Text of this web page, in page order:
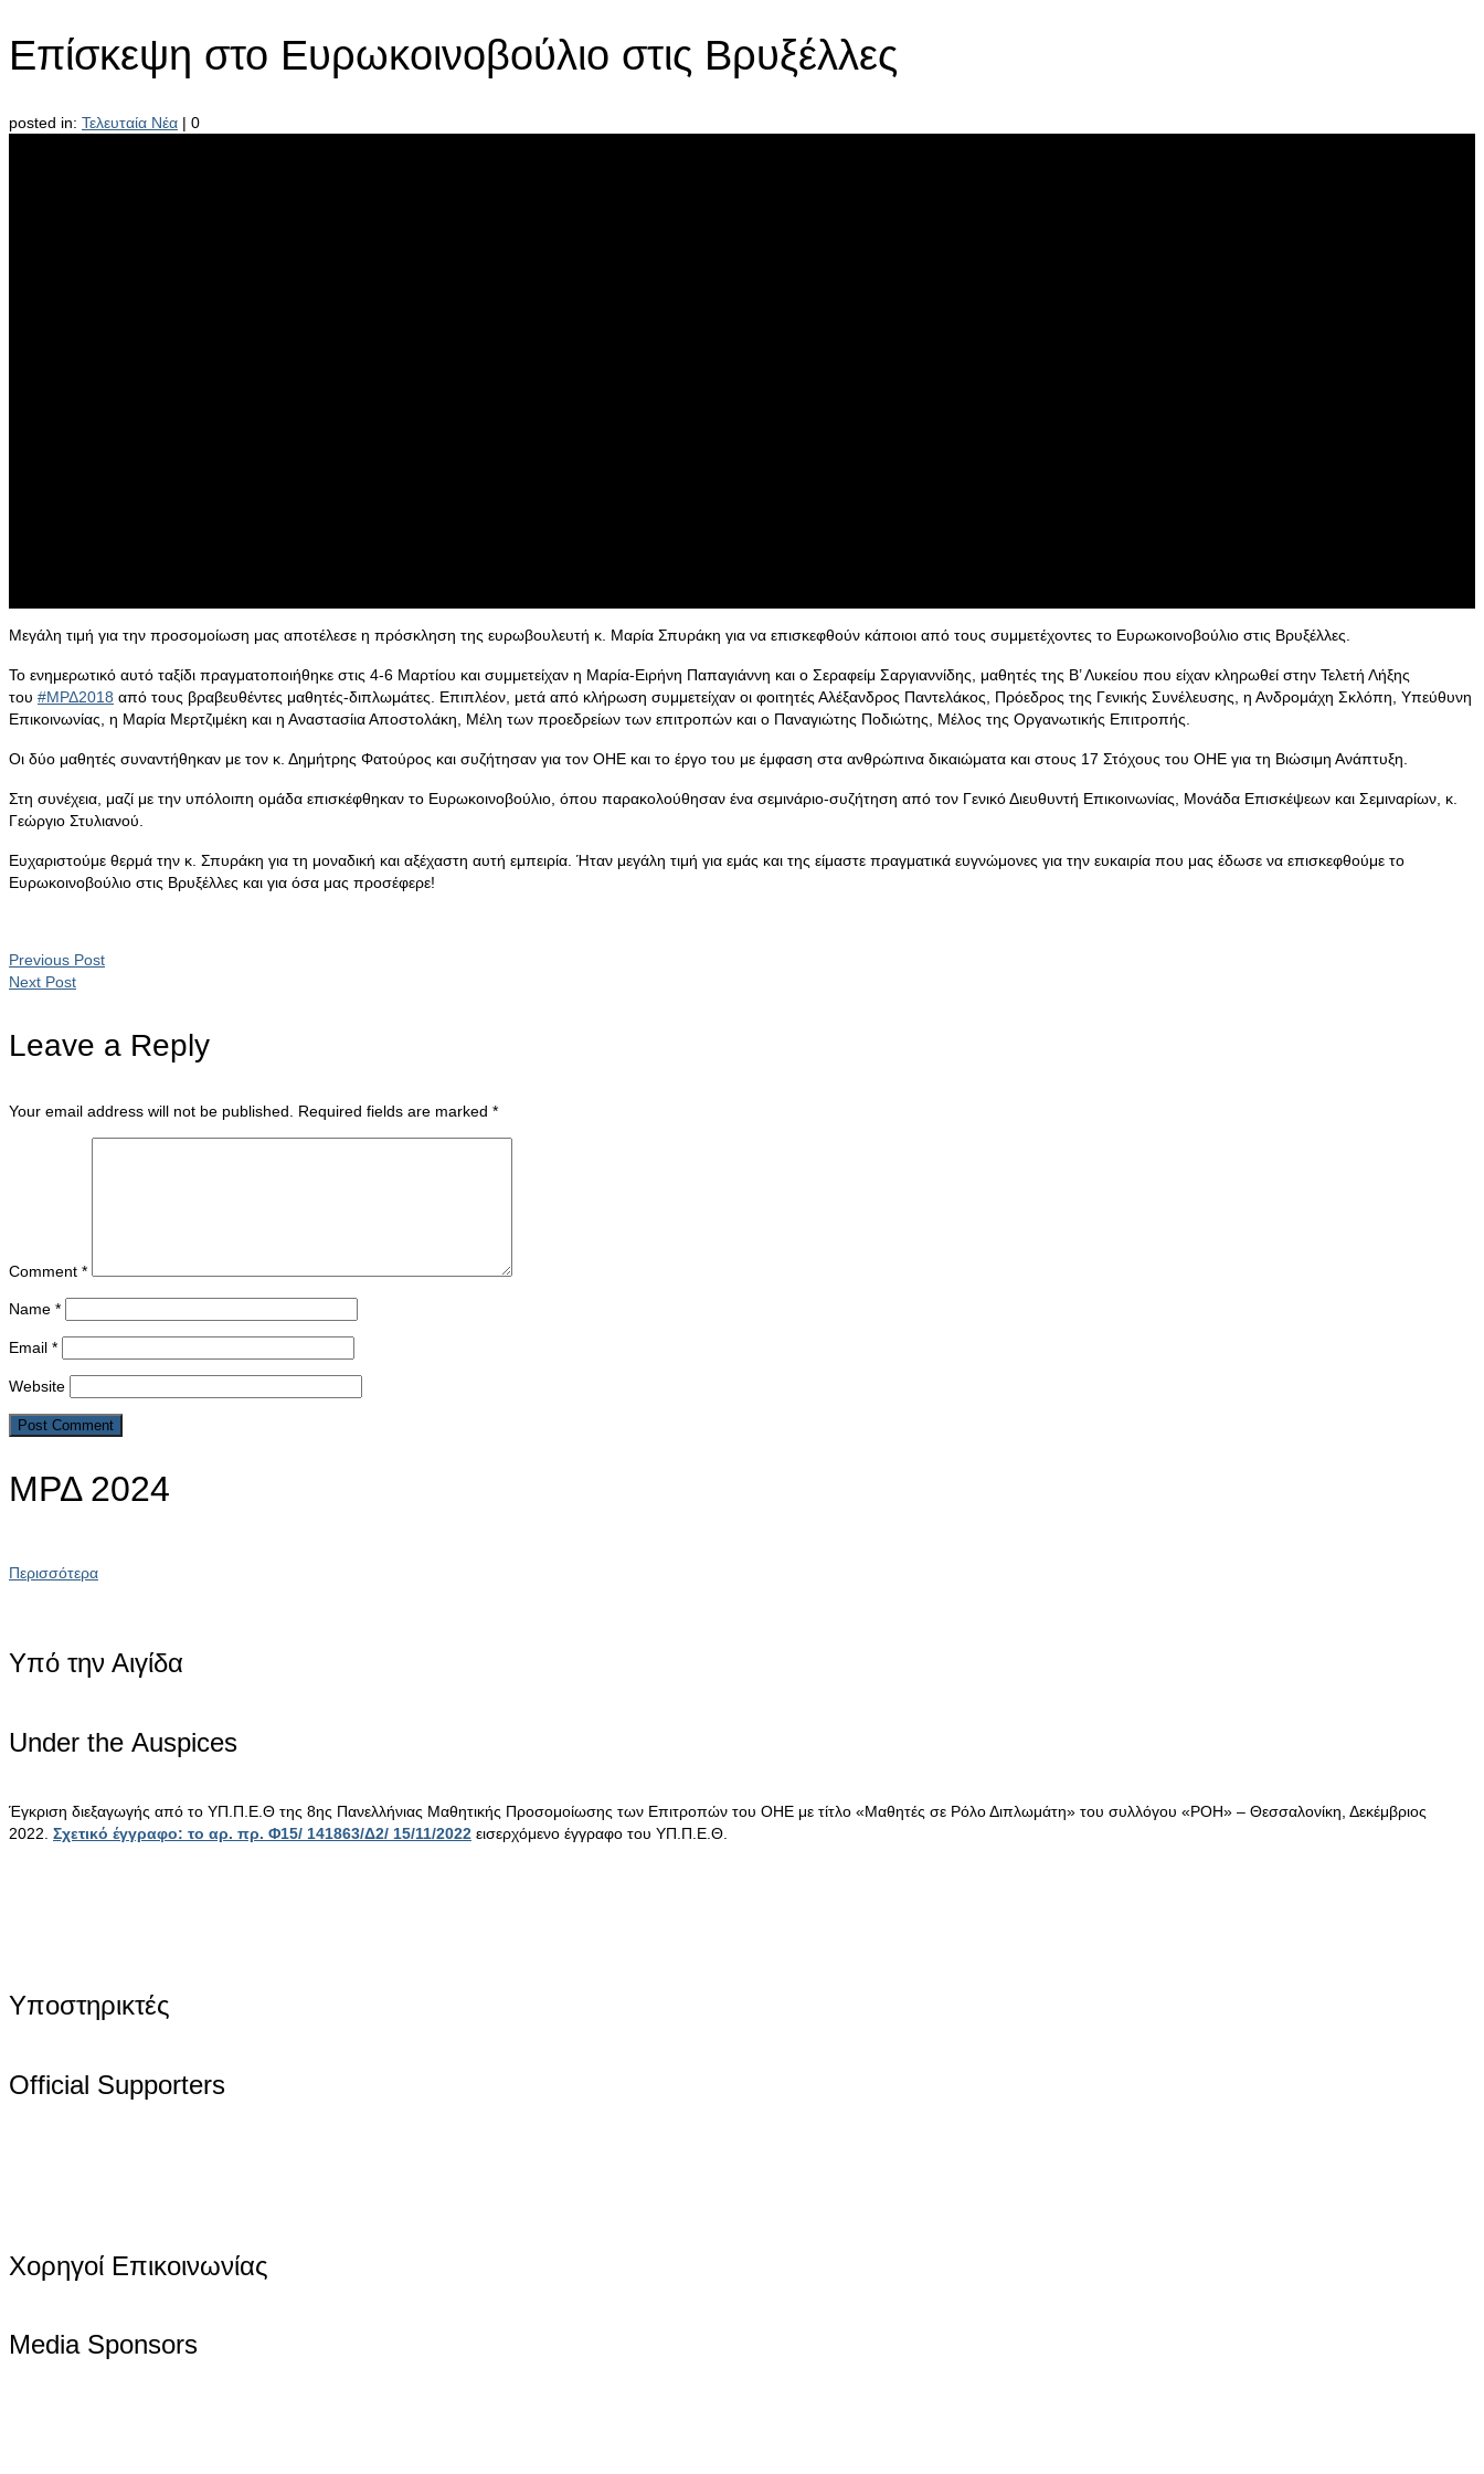
Επίσκεψη στο Ευρωκοινοβούλιο στις Βρυξέλλες
posted in: Τελευταία Νέα | 0
Μεγάλη τιμή για την προσομοίωση μας αποτέλεσε η πρόσκληση της ευρωβουλευτή κ. Μαρία Σπυράκη για να επισκεφθούν κάποιοι από τους συμμετέχοντες το Ευρωκοινοβούλιο στις Βρυξέλλες.
Το ενημερωτικό αυτό ταξίδι πραγματοποιήθηκε στις 4-6 Μαρτίου και συμμετείχαν η Μαρία-Ειρήνη Παπαγιάννη και ο Σεραφείμ Σαργιαννίδης, μαθητές της Β’ Λυκείου που είχαν κληρωθεί στην Τελετή Λήξης
του #ΜΡΔ2018 από τους βραβευθέντες μαθητές-διπλωμάτες. Επιπλέον, μετά από κλήρωση συμμετείχαν οι φοιτητές Αλέξανδρος Παντελάκος, Πρόεδρος της Γενικής Συνέλευσης, η Ανδρομάχη Σκλόπη, Υπεύθυνη
Επικοινωνίας, η Μαρία Μερτζιμέκη και η Αναστασίια Αποστολάκη, Μέλη των προεδρείων των επιτροπών και ο Παναγιώτης Ποδιώτης, Μέλος της Οργανωτικής Επιτροπής.
Οι δύο μαθητές συναντήθηκαν με τον κ. Δημήτρης Φατούρος και συζήτησαν για τον ΟΗΕ και το έργο του με έμφαση στα ανθρώπινα δικαιώματα και στους 17 Στόχους του ΟΗΕ για τη Βιώσιμη Ανάπτυξη.
Στη συνέχεια, μαζί με την υπόλοιπη ομάδα επισκέφθηκαν το Ευρωκοινοβούλιο, όπου παρακολούθησαν ένα σεμινάριο-συζήτηση από τον Γενικό Διευθυντή Επικοινωνίας, Μονάδα Επισκέψεων και Σεμιναρίων, κ.
Γεώργιο Στυλιανού.
Ευχαριστούμε θερμά την κ. Σπυράκη για τη μοναδική και αξέχαστη αυτή εμπειρία. Ήταν μεγάλη τιμή για εμάς και της είμαστε πραγματικά ευγνώμονες για την ευκαιρία που μας έδωσε να επισκεφθούμε το
Ευρωκοινοβούλιο στις Βρυξέλλες και για όσα μας προσέφερε!
Previous Post
Next Post
Leave a Reply
Your email address will not be published. Required fields are marked *
Comment *
Name *
Email *
Website
ΜΡΔ 2024
Περισσότερα
Υπό την Αιγίδα
Under the Αuspices
Έγκριση διεξαγωγής από το ΥΠ.Π.Ε.Θ της 8ης Πανελλήνιας Μαθητικής Προσομοίωσης των Επιτροπών του ΟΗΕ με τίτλο «Μαθητές σε Ρόλο Διπλωμάτη» του συλλόγου «ΡΟΗ» – Θεσσαλονίκη, Δεκέμβριος
2022. Σχετικό έγγραφο: το αρ. πρ. Φ15/ 141863/Δ2/ 15/11/2022 εισερχόμενο έγγραφο του ΥΠ.Π.Ε.Θ.
Υποστηρικτές
Official Supporters
Χορηγοί Επικοινωνίας
Media Sponsors